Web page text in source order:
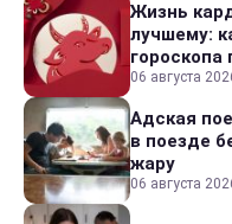
Жизнь
лучшему:
гороскопа
06 августа
Адская
в поезде
жару
06 августа